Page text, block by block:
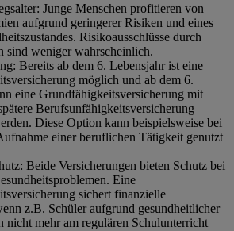
Junge Menschen profitieren von
aufgrund geringerer Risiken und eines
Risikoausschlüsse durch
sind weniger wahrscheinlich.
Bereits ab dem 6. Lebensjahr ist eine
möglich und ab dem 6.
eine Grundfähigkeitsversicherung mit
Berufsunfähigkeitsversicherung
Diese Option kann beispielsweise bei
einer beruflichen Tätigkeit genutzt
Beide Versicherungen bieten Schutz bei
Eine
sichert finanzielle
z.B. Schüler aufgrund gesundheitlicher
nicht mehr am regulären Schulunterricht